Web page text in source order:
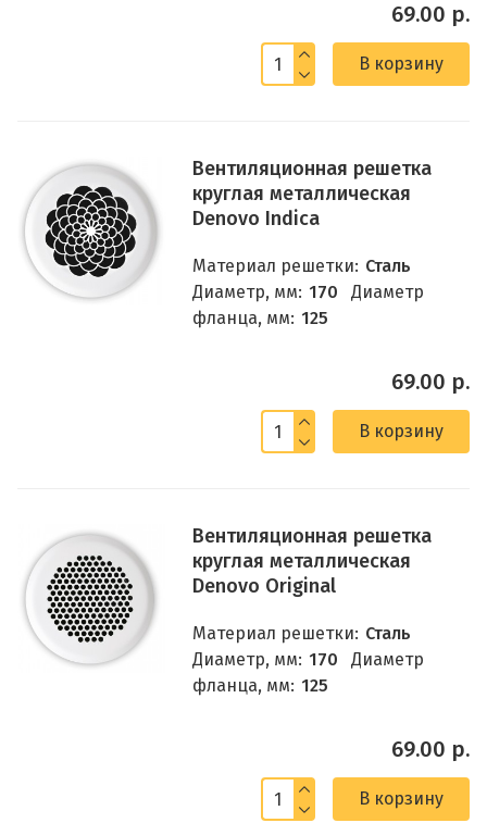
69.00 р.
В корзину
Вентиляционная решетка
круглая металлическая
Denovo Indica
Материал решетки: Сталь
Диаметр, мм: 170
Диаметр
фланца, мм: 125
69.00 р.
В корзину
Вентиляционная решетка
круглая металлическая
Denovo Original
Материал решетки: Сталь
Диаметр, мм: 170
Диаметр
фланца, мм: 125
69.00 р.
В корзину